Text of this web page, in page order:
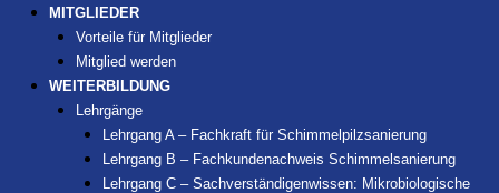
MITGLIEDER
Vorteile für Mitglieder
Mitglied werden
WEITERBILDUNG
Lehrgänge
Lehrgang A – Fachkraft für Schimmelpilzsanierung
Lehrgang B – Fachkundenachweis Schimmelsanierung
Lehrgang C – Sachverständigenwissen: Mikrobiologische